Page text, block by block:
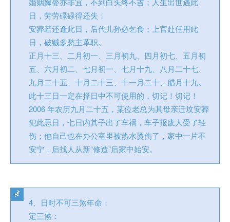
日，劳劳碌碌得还失；
安葬若还逢此日，后代儿孙必乞食；上官赴任用此
日，破贼多愁主革职。
正月十三、二月初一、三月初九、四月初七、五月初
五、六月初二、七月初一、七月十九、八月二十七、
九月二十五、十月二十三、十一月二十、腊月十九。
此十三日一定在择日中不可使用的，切记！切记！
2006 年农历九月二十五，某位老总为其母亲迁坟安葬
犯此忌日，七日内其子出了车祸，车子报废人受了轻
伤；他自己也在办公室里被热水烫伤了，家中一片不
安宁，后找人从新“修造”后家中始安。
4、日时不可三煞年命：
定三煞：